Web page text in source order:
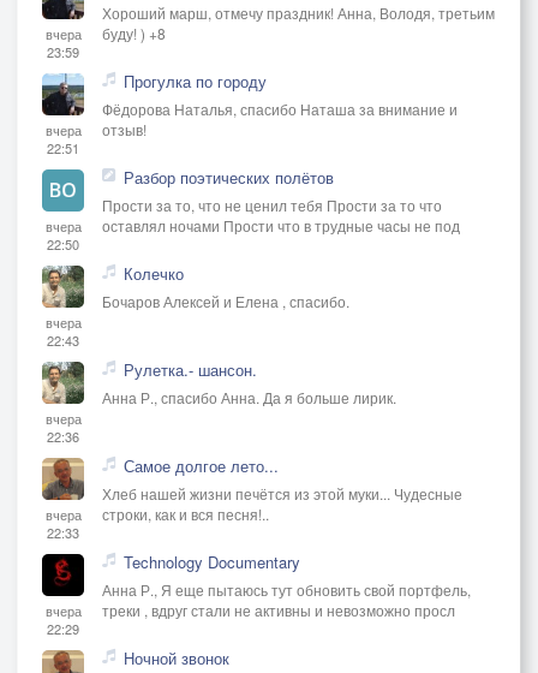
вчера
23:59
Хороший марш, отмечу праздник! Анна, Володя, третьим
буду! ) +8
вчера
22:51
Прогулка по городу
Фёдорова Наталья, спасибо Наташа за внимание и
отзыв!
вчера
22:50
Разбор поэтических полётов
Прости за то, что не ценил тебя Прости за то что
оставлял ночами Прости что в трудные часы не под
вчера
22:43
Колечко
Бочаров Алексей и Елена , спасибо.
вчера
22:36
Рулетка.- шансон.
Анна Р., спасибо Анна. Да я больше лирик.
вчера
22:33
Самое долгое лето...
Хлеб нашей жизни печётся из этой муки... Чудесные
строки, как и вся песня!..
вчера
22:29
Technology Documentary
Анна Р., Я еще пытаюсь тут обновить свой портфель,
треки , вдруг стали не активны и невозможно просл
Ночной звонок